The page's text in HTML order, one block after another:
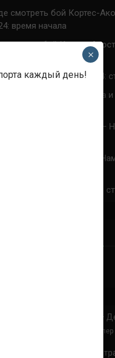
смотреть бой Кортес-
время начала
на бой Кортес-
Сильва на UFC 324:
Намаюнас: статистика
смотреть бой Сильва —
на бой Сильва —
Аллен на UFC 324:
Доминик Круз —
что выложили этот
UFC 324 прямая
каждый день!
×